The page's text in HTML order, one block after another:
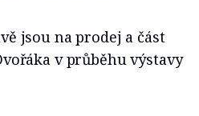
jsou na prodej a část
v průběhu výstavy